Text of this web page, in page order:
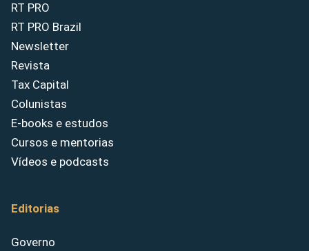
RT PRO
RT PRO Brazil
Newsletter
Revista
Tax Capital
Colunistas
E-books e estudos
Cursos e mentorias
Vídeos e podcasts
Editorias
Governo